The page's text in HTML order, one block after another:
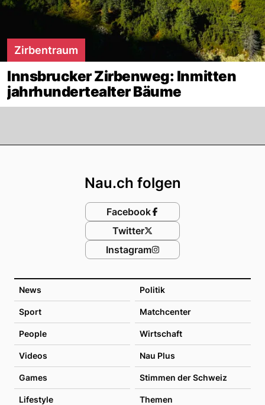
Zirbentraum
Innsbrucker Zirbenweg: Inmitten
jahrhundertealter Bäume
News Politik
Sport Matchcenter
People Wirtschaft
Videos Nau Plus
Games Stimmen der Schweiz
Lifestyle Themen
Nau.ch folgen
Facebook
Twitter
Instagram